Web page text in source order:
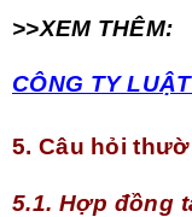
>>XEM THÊM:
CÔNG TY
5. Câu hỏi
5.1.Hợp đồng